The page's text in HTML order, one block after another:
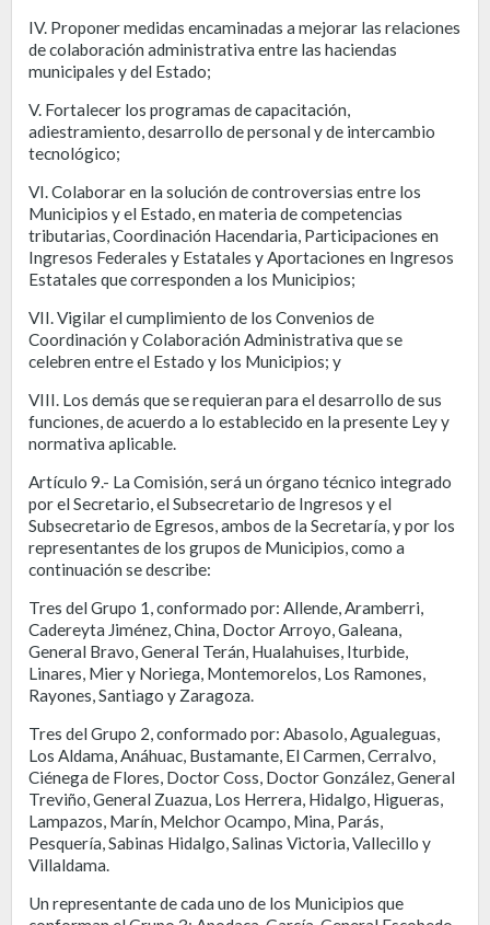
IV. Proponer medidas encaminadas a mejorar las relaciones
de colaboración administrativa entre las haciendas
municipales y del Estado;
V. Fortalecer los programas de capacitación,
adiestramiento, desarrollo de personal y de intercambio
tecnológico;
VI. Colaborar en la solución de controversias entre los
Municipios y el Estado, en materia de competencias
tributarias, Coordinación Hacendaria, Participaciones en
Ingresos Federales y Estatales y Aportaciones en Ingresos
Estatales que corresponden a los Municipios;
VII. Vigilar el cumplimiento de los Convenios de
Coordinación y Colaboración Administrativa que se
celebren entre el Estado y los Municipios; y
VIII. Los demás que se requieran para el desarrollo de sus
funciones, de acuerdo a lo establecido en la presente Ley y
normativa aplicable.
Artículo 9.- La Comisión, será un órgano técnico integrado
por el Secretario, el Subsecretario de Ingresos y el
Subsecretario de Egresos, ambos de la Secretaría, y por los
representantes de los grupos de Municipios, como a
continuación se describe:
Tres del Grupo 1, conformado por: Allende, Aramberri,
Cadereyta Jiménez, China, Doctor Arroyo, Galeana,
General Bravo, General Terán, Hualahuises, Iturbide,
Linares, Mier y Noriega, Montemorelos, Los Ramones,
Rayones, Santiago y Zaragoza.
Tres del Grupo 2, conformado por: Abasolo, Agualeguas,
Los Aldama, Anáhuac, Bustamante, El Carmen, Cerralvo,
Ciénega de Flores, Doctor Coss, Doctor González, General
Treviño, General Zuazua, Los Herrera, Hidalgo, Higueras,
Lampazos, Marín, Melchor Ocampo, Mina, Parás,
Pesquería, Sabinas Hidalgo, Salinas Victoria, Vallecillo y
Villaldama.
Un representante de cada uno de los Municipios que